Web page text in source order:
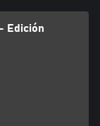
Edición